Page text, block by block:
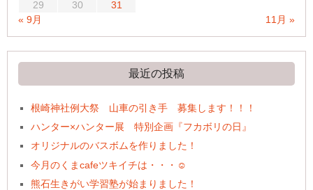
29
30
31
« 9月
11月 »
最近の投稿
根崎神社例大祭 山車の引き手 募集します！！！
ハンター×ハンター展 特別企画『フカボリの日』
オリジナルのバスボムを作りました！
今月のくまcafeツキイチは・・・☺
熊石生きがい学習塾が始まりました！